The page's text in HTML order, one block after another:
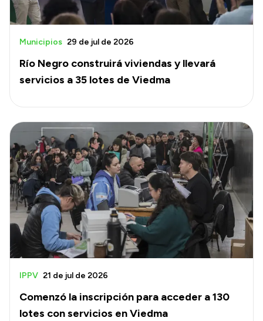
Río Negro construirá viviendas y llevará
servicios a 35 lotes de Viedma
Municipios 29 de jul de 2026
Comenzó la inscripción para acceder a 130
lotes con servicios en Viedma
IPPV 21 de jul de 2026